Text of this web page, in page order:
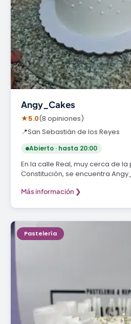
Angy_Cakes
★5.0(8 opiniones)
📍San Sebastián de los Reyes
Abierto · hasta 20:00
En la calle Real, muy cerca de la
Constitución, se encuentra
Más información ❯
Pastelería